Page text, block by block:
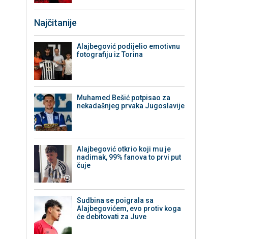
Najčitanije
Alajbegović podijelio emotivnu
fotografiju iz Torina
Muhamed Bešić potpisao za
nekadašnjeg prvaka Jugoslavije
Alajbegović otkrio koji mu je
nadimak, 99% fanova to prvi put
čuje
Sudbina se poigrala sa
Alajbegovićem, evo protiv koga
će debitovati za Juve